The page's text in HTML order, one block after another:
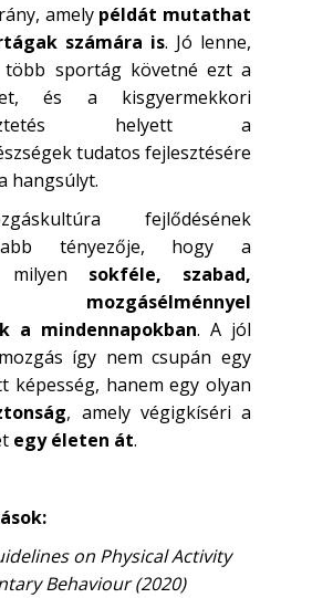
amely példát mutathat
számára is. Jó lenne,
több sportág követné ezt a
és a kisgyermekkori
helyett a
tudatos fejlesztésére
hangsúlyt.
fejlődésének
tényezője, hogy a
milyen sokféle, szabad,
mozgásélménnyel
a mindennapokban. A jól
így nem csupán egy
képesség, hanem egy olyan
, amely végigkíséri a
egy életen át.
on Physical Activity
Behaviour (2020)